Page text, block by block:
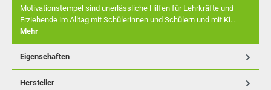
Motivationstempel sind unerlässliche Hilfen für Lehrkräfte und
Erziehende im Alltag mit Schülerinnen und Schülern und mit Ki…
Mehr
Eigenschaften
Hersteller